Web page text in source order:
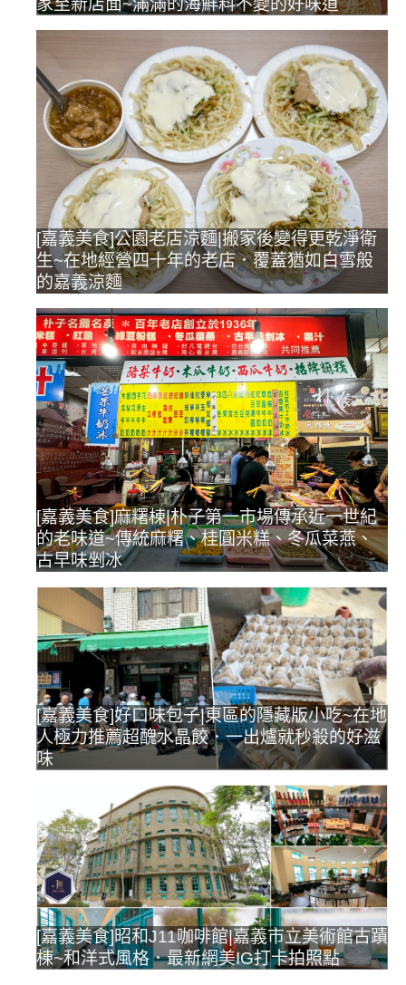
家至新店面~滿滿的海鮮料不變的好味道
[嘉義美食]公園老店涼麵|搬家後變得更乾淨衛
生~在地經營四十年的老店．覆蓋猶如白雪般
的嘉義涼麵
[嘉義美食]麻糬棟|朴子第一市場傳承近一世紀
的老味道~傳統麻糬、桂圓米糕、冬瓜菜燕、
古早味剉冰
[嘉義美食]好口味包子|東區的隱藏版小吃~在地
人極力推薦超醜水晶餃．一出爐就秒殺的好滋
味
[嘉義美食]昭和J11咖啡館|嘉義市立美術館古蹟
棟~和洋式風格．最新網美IG打卡拍照點